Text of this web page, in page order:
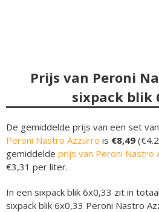
Prijs van Peroni
sixpack blik
De gemiddelde prijs van een set
Peroni Nastro Azzurro is €8,49
gemiddelde prijs van Peroni Nastro
€3,31 per liter.
In een sixpack blik 6x0,33 zit in
sixpack blik 6x0,33 Peroni Nastro